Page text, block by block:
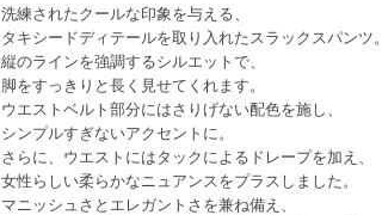
洗練されたクールな印象を与える、
タキシードディテールを取り入れたスラックスパンツ。
縦のラインを強調するシルエットで、
脚をすっきりと長く見せてくれます。
ウエストベルト部分にはさりげない配色を施し、
シンプルすぎないアクセントに。
さらに、ウエストにはタックによるドレープを加え、
女性らしい柔らかなニュアンスをプラスしました。
マニッシュさとエレガントさを兼ね備え、